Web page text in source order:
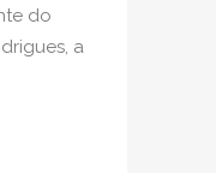
do
a